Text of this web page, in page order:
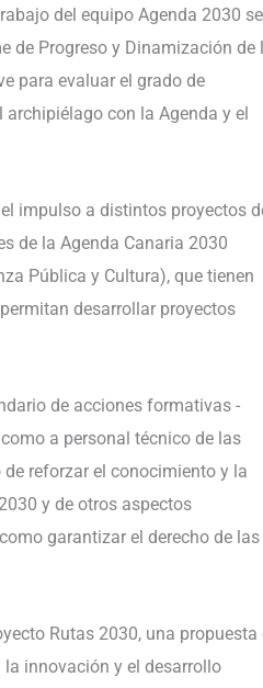
del equipo Agenda 2030 se
de Progreso y Dinamización de
para evaluar el grado de
con la Agenda y el
impulso a distintos proyectos
de la Agenda Canaria 2030
Pública y Cultura), que tienen
desarrollar proyectos
de acciones formativas -
a personal técnico de las
reforzar el conocimiento y la
y de otros aspectos
garantizar el derecho de las
Rutas 2030, una propuesta
innovación y el desarrollo